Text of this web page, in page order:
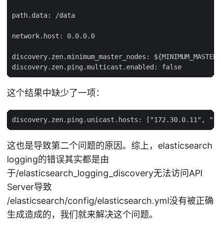
path.data: /data
network.host: 0.0.0.0
discovery.zen.minimum_master_nodes:
这个结果中缺少了一项：
这也是导致第二个问题的原因。综上，elasticsearch
logging的错误其实都是由
于/elasticsearch_logging_discovery无法访问API
Server导致
/elasticsearch/config/elasticsearch.yml没有被正确
生成造成的，我们就来解决这个问题。